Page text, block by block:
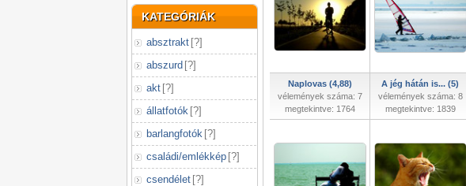
KATEGÓRIÁK
absztrakt [?]
abszurd [?]
akt [?]
állatfotók [?]
barlangfotók [?]
családi/emlékkép [?]
csendélet [?]
Naplovas (4,88)
vélemények száma: 7
megtekintve: 1764
A jég hátán is... (5)
vélemények száma: 8
megtekintve: 1839